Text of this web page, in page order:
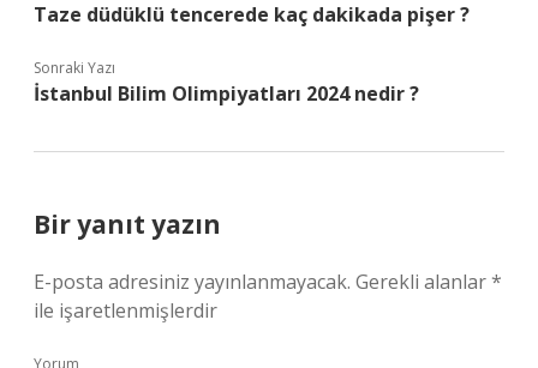
Taze düdüklü tencerede kaç dakikada pişer ?
Sonraki Yazı
İstanbul Bilim Olimpiyatları 2024 nedir ?
Bir yanıt yazın
E-posta adresiniz yayınlanmayacak. Gerekli alanlar*
ile işaretlenmişlerdir
Yorum